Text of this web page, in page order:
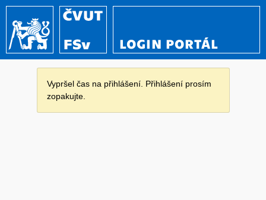
LOGIN PORTÁL
Vypršel čas na přihlášení. Přihlášení prosím
zopakujte.